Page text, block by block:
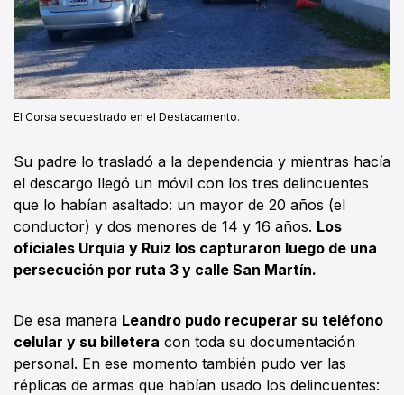
El Corsa secuestrado en el Destacamento.
Su padre lo trasladó a la dependencia y mientras hacía
el descargo llegó un móvil con los tres delincuentes
que lo habían asaltado: un mayor de 20 años (el
conductor) y dos menores de 14 y 16 años. Los
oficiales Urquía y Ruiz los capturaron luego de una
persecución por ruta 3 y calle San Martín.
De esa manera Leandro pudo recuperar su teléfono
celular y su billetera con toda su documentación
personal. En ese momento también pudo ver las
réplicas de armas que habían usado los delincuentes: